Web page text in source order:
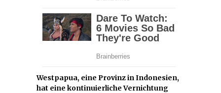
Westpapua, eine Provinz in Indonesien,
hat eine kontinuierliche Vernichtung